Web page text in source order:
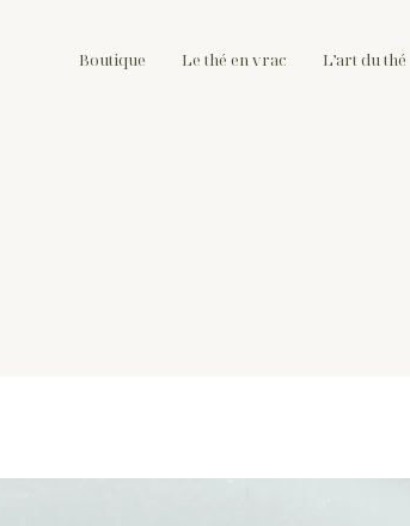
Boutique Le thé en vrac L’art du thé